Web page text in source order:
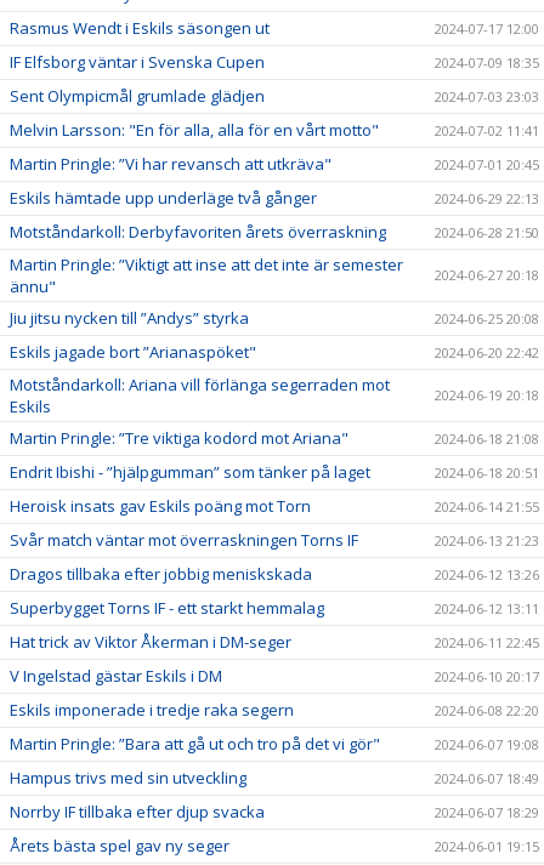
Rasmus Wendt i Eskils säsongen ut 2024-07-17 12:00
IF Elfsborg väntar i Svenska Cupen 2024-07-09 18:35
Sent Olympicmål grumlade glädjen 2024-07-03 23:03
Melvin Larsson: "En för alla, alla för en vårt motto" 2024-07-02 11:41
Martin Pringle: ”Vi har revansch att utkräva" 2024-07-01 20:45
Eskils hämtade upp underläge två gånger 2024-06-29 22:13
Motståndarkoll: Derbyfavoriten årets överraskning 2024-06-28 21:50
Martin Pringle: ”Viktigt att inse att det inte är semester
ännu"
2024-06-27 20:18
Jiu jitsu nycken till ”Andys” styrka 2024-06-25 20:08
Eskils jagade bort ”Arianaspöket" 2024-06-20 22:42
Motståndarkoll: Ariana vill förlänga segerraden mot
Eskils
2024-06-19 20:18
Martin Pringle: ”Tre viktiga kodord mot Ariana" 2024-06-18 21:08
Endrit Ibishi - ”hjälpgumman” som tänker på laget 2024-06-18 20:51
Heroisk insats gav Eskils poäng mot Torn 2024-06-14 21:55
Svår match väntar mot överraskningen Torns IF 2024-06-13 21:23
Dragos tillbaka efter jobbig meniskskada 2024-06-12 13:26
Superbygget Torns IF - ett starkt hemmalag 2024-06-12 13:11
Hat trick av Viktor Åkerman i DM-seger 2024-06-11 22:45
V Ingelstad gästar Eskils i DM 2024-06-10 20:17
Eskils imponerade i tredje raka segern 2024-06-08 22:20
Martin Pringle: ”Bara att gå ut och tro på det vi gör" 2024-06-07 19:08
Hampus trivs med sin utveckling 2024-06-07 18:49
Norrby IF tillbaka efter djup svacka 2024-06-07 18:29
Årets bästa spel gav ny seger 2024-06-01 19:15